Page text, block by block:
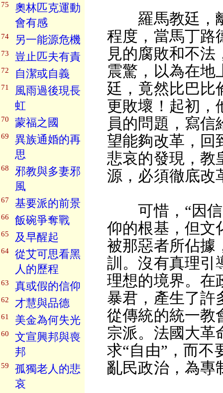
75
奧林匹克運動
會有感
74 另一能源危機
73 豈止匹夫有責
72 自潔或自義
71
風雨過後現長
虹
70 蒙福之國
69
異族通婚的再
思
68
邪教與多妻邪
風
67 基要派的前景
66 飯碗爭奪戰
65 及早醒起
64
從艾可思看黑
人的歷程
63 真或假的信仰
62 才慧與品德
61 美金為何失光
60
文宣興邦與喪
邦
59
孤獨老人的悲
哀
羅馬教廷，
程度，當馬丁路
見的腐敗和不
震驚，以為在地
廷，竟然比巴比
更敗壞！起初，
員的問題，寫
望能夠改革，回
悲哀的發現，教
源，必須徹底改
可惜，“因信
仰的根基，但文
被那惡者所佔據
訓。沒有真理引
理想的境界。在
暴君，產生了許
從傳統的統一教
宗派。法國大革
求“自由”，而不
亂民政治，為專